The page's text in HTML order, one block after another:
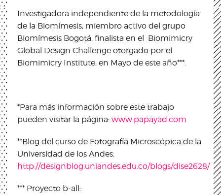
Investigadora independiente de la metodología
de la Biomímesis, miembro activo del grupo
Biomímesis Bogotá, finalista en el Biomimicry
Global Design Challenge otorgado por el
Biomimicry Institute, en Mayo de este año***.
*Para más información sobre este trabajo
pueden visitar la página: www.papayad.com
**Blog del curso de Fotografía Microscópica de la
Universidad de los Andes:
http://designblog.uniandes.edu.co/blogs/dise2628/
*** Proyecto b-all: